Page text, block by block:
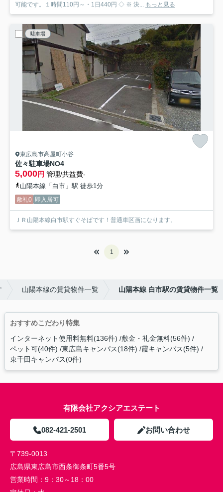
可能です。１時間110円～・1日440円 ◇ ※ 決... もっと見る
駐車場
東広島市高屋町小谷
佐々駐車場NO4
5,000円 管理/共益費-
山陽本線「白市」駅 徒歩1分
敷礼0 即入居可
ＪＲ山陽本線白市駅すぐそばです！普通車区画になります。
1
山陽本線の賃貸物件一覧 山陽本線 白市駅の賃貸物件一覧
おすすめこだわり特集
インターネット使用料無料(136件) 敷金・礼金無料(56件)
ペット可(40件) 東広島キャンパス(18件) 霞キャンパス(5件)
東千田キャンパス(0件)
有限会社アクシアエステート
082-421-2501 お問い合わせ
〒739-0013
広島県東広島市西条御条町5番5号
営業時間： 9：30～18：00